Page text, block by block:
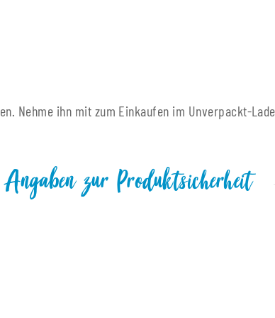
Nehme ihn mit zum Einkaufen im Unverpackt-
Angaben zur Produktsicherheit